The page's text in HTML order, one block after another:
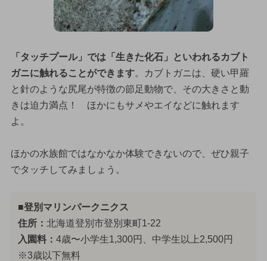
「タッチプール」では「生きた化石」といわれるカブト
ガニに触れることができます。カブトガニは、硬い甲羅
と針のような尻尾が特徴の節足動物で、その大きさと動
きは迫力満点！ ほかにもサメやエイなどに触れます
よ。
ほかの水族館ではなかなか体験できないので、ぜひ親子
でタッチしてみましょう。
■登別マリンパークニクス
住所： 北海道登別市登別東町1-22
入園料： 4歳〜小学生1,300円、中学生以上2,500円
※3歳以下無料